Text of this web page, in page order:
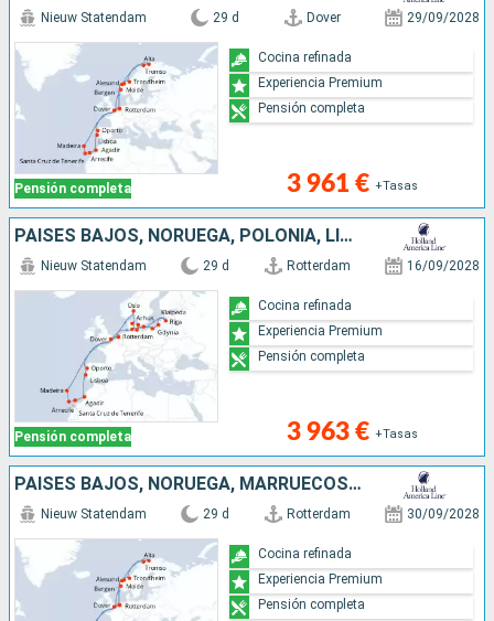
Pensión completa
Nieuw Statendam 29 d Dover 29/09/2028
3 961 € +Tasas
Cocina refinada
Experiencia Premium
Pensión completa
PAISES BAJOS, NORUEGA, POLONIA, LITUANIA, DINAMARCA, REINO UNIDO, MARRUECOS, LETONIA, PORTUGAL, ALEMANIA, TENERIFE, LANZAROTE
Pensión completa
Nieuw Statendam 29 d Rotterdam 16/09/2028
3 963 € +Tasas
Cocina refinada
Experiencia Premium
Pensión completa
PAISES BAJOS, NORUEGA, MARRUECOS, PORTUGAL, REINO UNIDO, TENERIFE, LANZAROTE
Nieuw Statendam 29 d Rotterdam 30/09/2028
Cocina refinada
Experiencia Premium
Pensión completa